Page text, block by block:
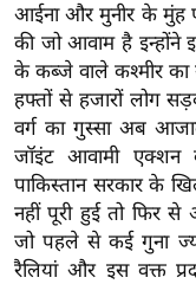
यं
ग
इं
डि
या
सा
हि
त्य
ज
आईना और मुनीर के मुंह
की जो आवाम है इन्होंने
के कब्जे वाले कश्मीर का
हफ्तों से हजारों लोग
वर्ग का गुस्सा अब
जॉइंट आवामी
पाकिस्तान सरकार के
नहीं पूरी हुई तो फिर
जो पहले से कई गुना
रैलियां और इस वक्त